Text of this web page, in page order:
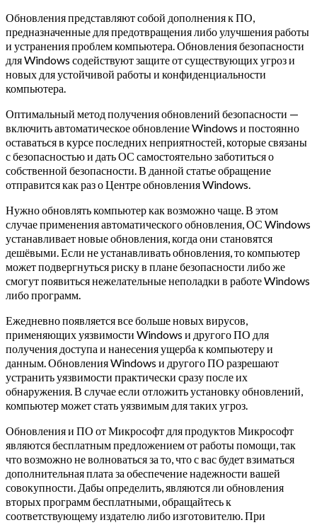
Обновления представляют собой дополнения к ПО,
предназначенные для предотвращения либо улучшения работы
и устранения проблем компьютера.Обновления безопасности
для Windows содействуют защите от существующих угроз и
новых для устойчивой работы и конфиденциальности
компьютера.
Оптимальный метод получения обновлений безопасности —
включить автоматическое обновление Windows и постоянно
оставаться в курсе последних неприятностей, которые связаны
с безопасностью и дать ОС самостоятельно заботиться о
собственной безопасности. В данной статье обращение
отправится как раз о Центре обновления Windows.
Нужно обновлять компьютер как возможно чаще. В этом
случае применения автоматического обновления, ОС Windows
устанавливает новые обновления, когда они становятся
дешёвыми. Если не устанавливать обновления, то компьютер
может подвергнуться риску в плане безопасности либо же
смогут появиться нежелательные неполадки в работе Windows
либо программ.
Ежедневно появляется все больше новых вирусов,
применяющих уязвимости Windows и другого ПО для
получения доступа и нанесения ущерба к компьютеру и
данным. Обновления Windows и другого ПО разрешают
устранить уязвимости практически сразу после их
обнаружения. В случае если отложить установку обновлений,
компьютер может стать уязвимым для таких угроз.
Обновления и ПО от Микрософт для продуктов Микрософт
являются бесплатным предложением от работы помощи, так
что возможно не волноваться за то, что с вас будет взиматься
дополнительная плата за обеспечение надежности вашей
совокупности. Дабы определить, являются ли обновления
вторых программ бесплатными, обращайтесь к
соответствующему издателю либо изготовителю. При